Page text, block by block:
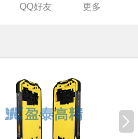
QQ好友 更多